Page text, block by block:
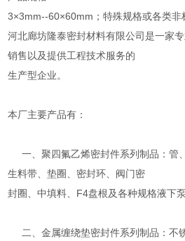
3×3mm--60×60mm；特殊规格或各类非
河北廊坊隆泰密封材料有限公司是一家
销售以及提供工程技术服务的
生产型企业。
本厂主要产品有：
一、聚四氟乙烯密封件系列制品：管
生料带、垫圈、密封环、阀门密
封圈、中填料、F4盘根及各种规格液下泵
二、金属缠绕垫密封件系列制品：不